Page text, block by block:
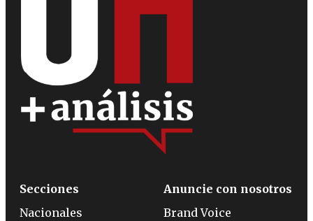
Secciones
Nacionales
Anuncie con nosotros
Brand Voice